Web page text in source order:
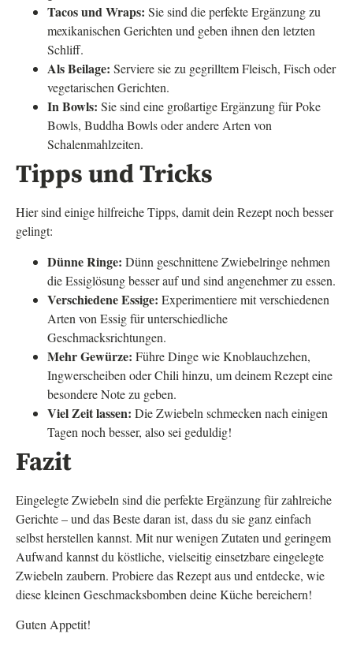
Tacos und Wraps: Sie sind die perfekte Ergänzung zu
mexikanischen Gerichten und geben ihnen den letzten
Schliff.
Als Beilage: Serviere sie zu gegrilltem Fleisch, Fisch oder
vegetarischen Gerichten.
In Bowls: Sie sind eine großartige Ergänzung für Poke
Bowls, Buddha Bowls oder andere Arten von
Schalenmahlzeiten.
Tipps und Tricks
Hier sind einige hilfreiche Tipps, damit dein Rezept noch besser
gelingt:
Dünne Ringe: Dünn geschnittene Zwiebelringe nehmen
die Essiglösung besser auf und sind angenehmer zu essen.
Verschiedene Essige: Experimentiere mit verschiedenen
Arten von Essig für unterschiedliche
Geschmacksrichtungen.
Mehr Gewürze: Führe Dinge wie Knoblauchzehen,
Ingwerscheiben oder Chili hinzu, um deinem Rezept eine
besondere Note zu geben.
Viel Zeit lassen: Die Zwiebeln schmecken nach einigen
Tagen noch besser, also sei geduldig!
Fazit
Eingelegte Zwiebeln sind die perfekte Ergänzung für zahlreiche
Gerichte – und das Beste daran ist, dass du sie ganz einfach
selbst herstellen kannst. Mit nur wenigen Zutaten und geringem
Aufwand kannst du köstliche, vielseitig einsetzbare eingelegte
Zwiebeln zaubern. Probiere das Rezept aus und entdecke, wie
diese kleinen Geschmacksbomben deine Küche bereichern!
Guten Appetit!